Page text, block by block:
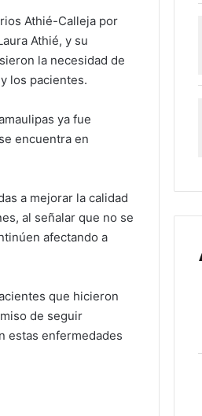
Athié-Calleja por
Athié, y su
la necesidad de
los pacientes.
ya fue
encuentra en
a mejorar la calidad
al señalar que no se
afectando a
que hicieron
de seguir
estas enfermedades